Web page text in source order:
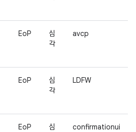
EoP
심
각
avcp
EoP
심
각
LDFW
EoP
심
confirmationui